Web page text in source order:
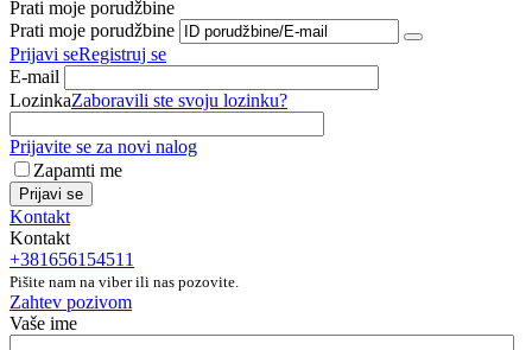
Prati moje porudžbine
Prati moje porudžbine
Prijavi seRegistruj se
E-mail
LozinkaZaboravili ste svoju lozinku?
Prijavite se za novi nalog
Zapamti me
Prijavi se
Kontakt
Kontakt
+381656154511
Pišite nam na viber ili nas pozovite.
Zahtev pozivom
Vaše ime